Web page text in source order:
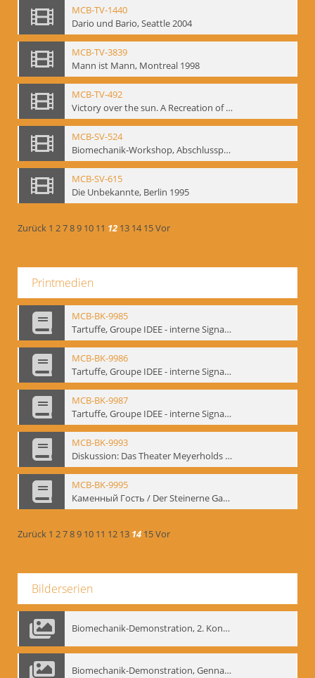
MCB-TV-1440
Dario und Bario, Seattle 2004
MCB-TV-3839
Mann ist Mann, Montreal 1998
MCB-TV-492
Victory over the sun. A Recreation of the 1913 Performance
MCB-SV-524
Biomechanik-Workshop, Abschlusspräsentation 1996
MCB-SV-615
Die Unbekannte, Berlin 1995
Zurück 1 2789 10 11 12 13 14 15Vor
Printmedien
MCB-BK-9985
Tartuffe, Groupe IDEE - interne Signatur: BM-prt-192
MCB-BK-9986
Tartuffe, Groupe IDEE - interne Signatur: BM-prt-193
MCB-BK-9987
Tartuffe, Groupe IDEE - interne Signatur: BM-prt-194
MCB-BK-9993
Diskussion: Das Theater Meyerholds und die Biomechanik, 18.09.1995 - interne Signatur: BM-prt-200
MCB-BK-9995
Каменный Гость / Der Steinerne Gast - interne Signatur: BM-prt-202
Zurück 1 2789 10 11 12 13 14 15Vor
Bilderserien
Biomechanik-Demonstration, 2. Kongress der EMF, Mai 1995
Biomechanik-Demonstration, Gennadij Bogdanow im Berliner Ensemble, 04.10.1991